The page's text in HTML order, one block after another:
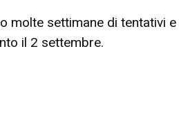
molte settimane di tentativi e
il 2 settembre.